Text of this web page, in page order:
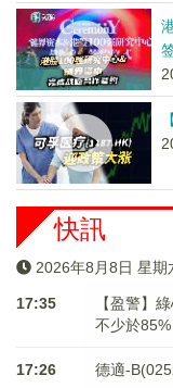
快訊
2026年8月8日 星期
17:35
【盈警】
不少於85%
17:26 德適-